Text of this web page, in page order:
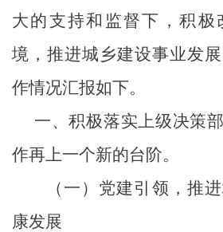
大的支持和监督下，积极
境，推进城乡建设事业发
作情况汇报如下。
一、积极落实上级决策
作再上一个新的台阶。
（一）党建引领，推
康发展